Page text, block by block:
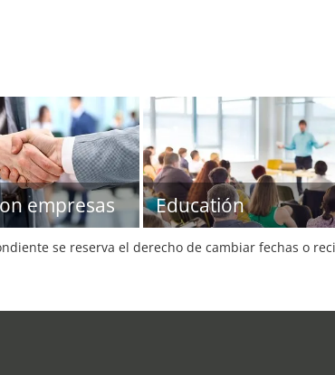
empresas Educatión
se reserva el derecho de cambiar fechas o